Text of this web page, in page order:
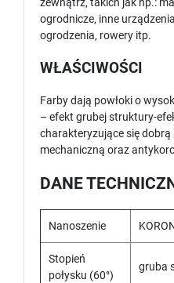
ogrodnicze, inne
ogrodzenia, rowery itp.
WŁAŚCIWOŚCI
Farby dają powłoki o
– efekt grubej struktury-
charakteryzujące się
mechaniczną oraz
DANE
Nanoszenie
Stopień
połysku (60°)
gruba